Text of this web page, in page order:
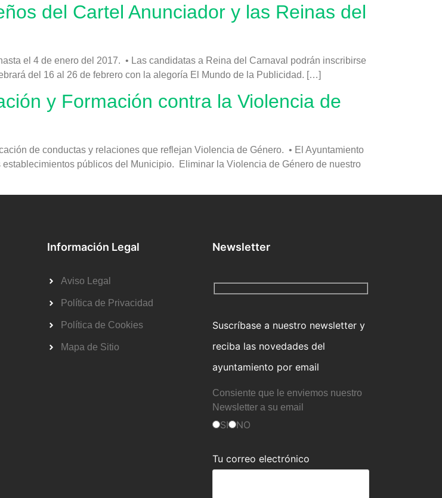
del Cartel Anunciador y las Reinas del
el 4 de enero del 2017. • Las candidatas a Reina del Carnaval podrán inscribirse
del 16 al 26 de febrero con la alegoría El Mundo de la Publicidad. […]
y Formación contra la Violencia de
de conductas y relaciones que reflejan Violencia de Género. • El Ayuntamiento
públicos del Municipio. Eliminar la Violencia de Género de nuestro
Información Legal
Aviso Legal
Política de Privacidad
Política de Cookies
Mapa de Sitio
Newsletter
Suscríbase a nuestro newsletter y
reciba las novedades del
ayuntamiento por email
Consiente que le enviemos nuestro
Newsletter a su email
SI NO
Tu correo electrónico